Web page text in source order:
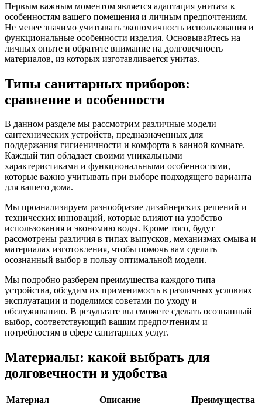
Первым важным моментом является адаптация унитаза к
особенностям вашего помещения и личным предпочтениям.
Не менее значимо учитывать экономичность использования и
функциональные особенности изделия. Основывайтесь на
личных опыте и обратите внимание на долговечность
материалов, из которых изготавливается унитаз.
Типы санитарных приборов:
сравнение и особенности
В данном разделе мы рассмотрим различные модели
сантехнических устройств, предназначенных для
поддержания гигиеничности и комфорта в ванной комнате.
Каждый тип обладает своими уникальными
характеристиками и функциональными особенностями,
которые важно учитывать при выборе подходящего варианта
для вашего дома.
Мы проанализируем разнообразие дизайнерских решений и
технических инноваций, которые влияют на удобство
использования и экономию воды. Кроме того, будут
рассмотрены различия в типах выпусков, механизмах смыва и
материалах изготовления, чтобы помочь вам сделать
осознанный выбор в пользу оптимальной модели.
Мы подробно разберем преимущества каждого типа
устройства, обсудим их применимость в различных условиях
эксплуатации и поделимся советами по уходу и
обслуживанию. В результате вы сможете сделать осознанный
выбор, соответствующий вашим предпочтениям и
потребностям в сфере санитарных услуг.
Материалы: какой выбрать для
долговечности и удобства
Материал Описание Преимущества